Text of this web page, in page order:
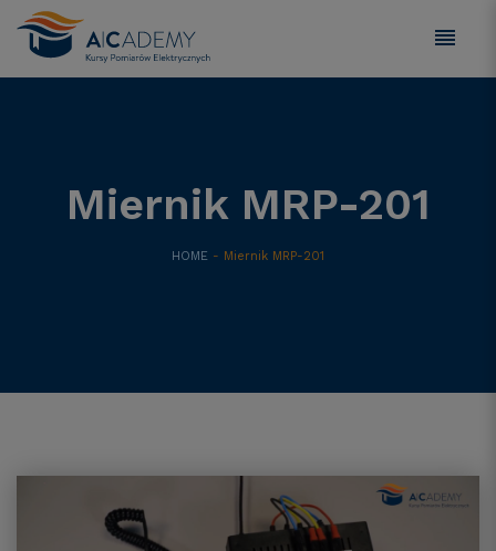
Miernik MRP-201
HOME - Miernik MRP-201